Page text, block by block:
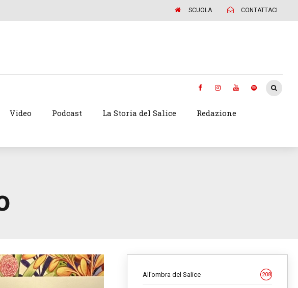
SCUOLA CONTATTACI
Video Podcast La Storia del Salice Redazione
All’ombra del Salice 208